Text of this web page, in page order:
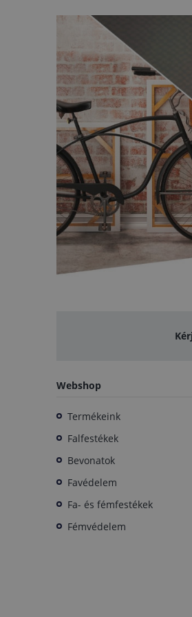
Webshop
Termékeink
Falfestékek
Bevonatok
Favédelem
Fa- és fémfestékek
Fémvédelem